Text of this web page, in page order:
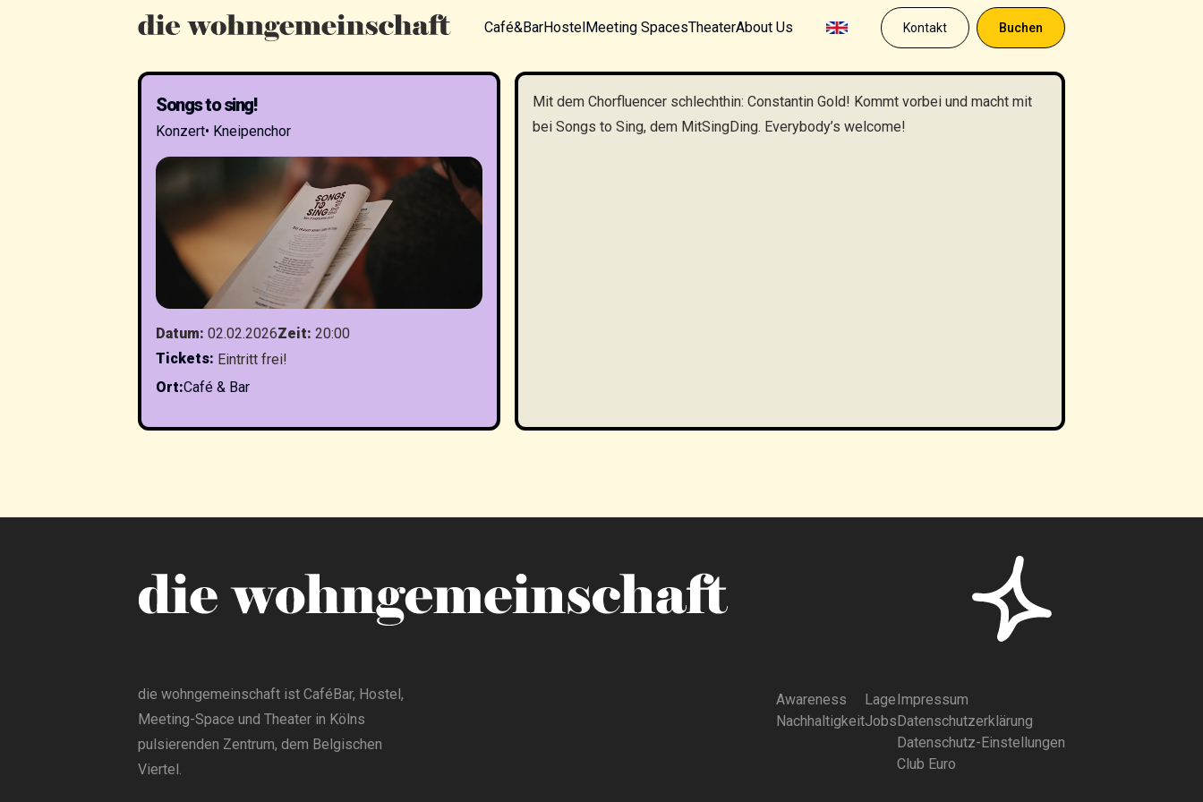
Café&BarHostelMeeting SpacesTheaterAbout Us Kontakt Buchen
Songs to sing!
Konzert• Kneipenchor
Datum: 02.02.2026Zeit: 20:00
Tickets: Eintritt frei!
Ort:Café & Bar
Mit dem Chorfluencer schlechthin: Constantin Gold! Kommt vorbei und macht mit
bei Songs to Sing, dem MitSingDing. Everybody’s welcome!
die wohngemeinschaft ist CaféBar, Hostel,
Meeting-Space und Theater in Kölns
pulsierenden Zentrum, dem Belgischen
Viertel.
Awareness
Nachhaltigkeit
Lage
Jobs
Impressum
Datenschutzerklärung
Datenschutz-Einstellungen
Club Euro